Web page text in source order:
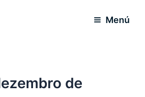
Menú
de